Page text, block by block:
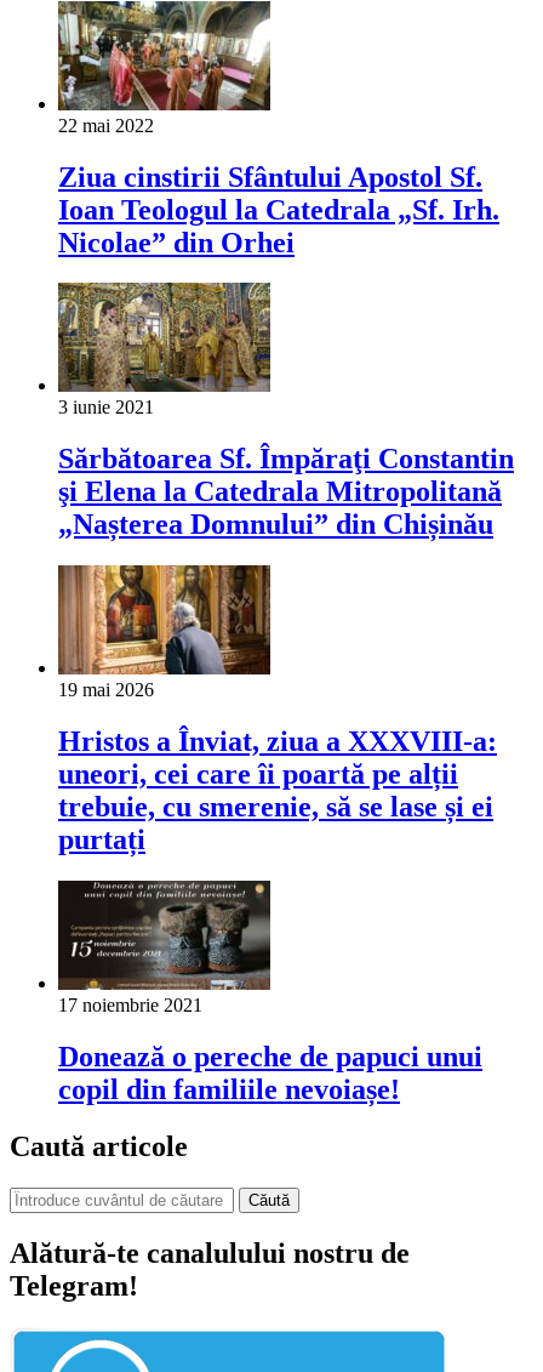
22 mai 2022
Ziua cinstirii Sfântului Apostol Sf.
Ioan Teologul la Catedrala „Sf. Irh.
Nicolae” din Orhei
3 iunie 2021
Sărbătoarea Sf. Împăraţi Constantin
şi Elena la Catedrala Mitropolitană
„Nașterea Domnului” din Chișinău
19 mai 2026
Hristos a Înviat, ziua a XXXVIII-a:
uneori, cei care îi poartă pe alții
trebuie, cu smerenie, să se lase și ei
purtați
17 noiembrie 2021
Donează o pereche de papuci unui
copil din familiile nevoiașe!
Caută articole
Căută
Alătură-te canalulului nostru de
Telegram!